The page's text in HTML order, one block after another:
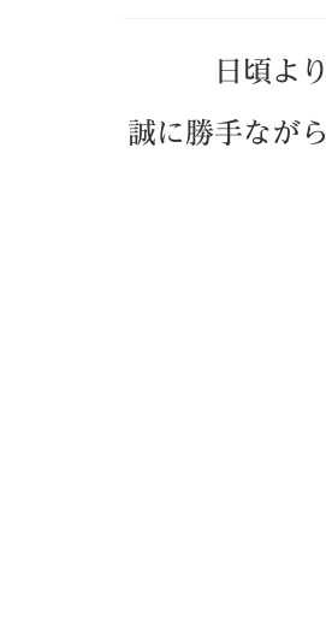
日頃よ
誠に勝手なが